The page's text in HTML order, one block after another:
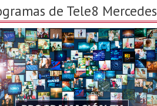
de Tele8 Mercedes